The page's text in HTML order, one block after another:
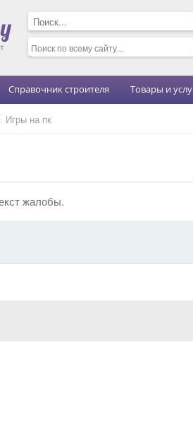
Справочник строителя Товары и
Игры на пк
жалобы.